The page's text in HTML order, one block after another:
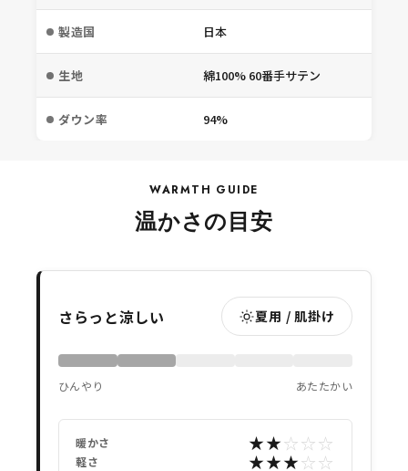
製造国 日本
生地 綿100% 60番手サテン
ダウン率 94%
WARMTH GUIDE
温かさの目安
さらっと涼しい 夏用 / 肌掛け
ひんやり あたたかい
暖かさ ★★☆☆☆
軽さ ★★★☆☆